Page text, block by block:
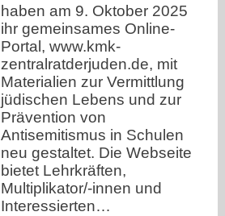
haben am 9. Oktober 2025
ihr gemeinsames Online-
Portal, www.kmk-
zentralratderjuden.de, mit
Materialien zur Vermittlung
jüdischen Lebens und zur
Prävention von
Antisemitismus in Schulen
neu gestaltet. Die Webseite
bietet Lehrkräften,
Multiplikator/-innen und
Interessierten…